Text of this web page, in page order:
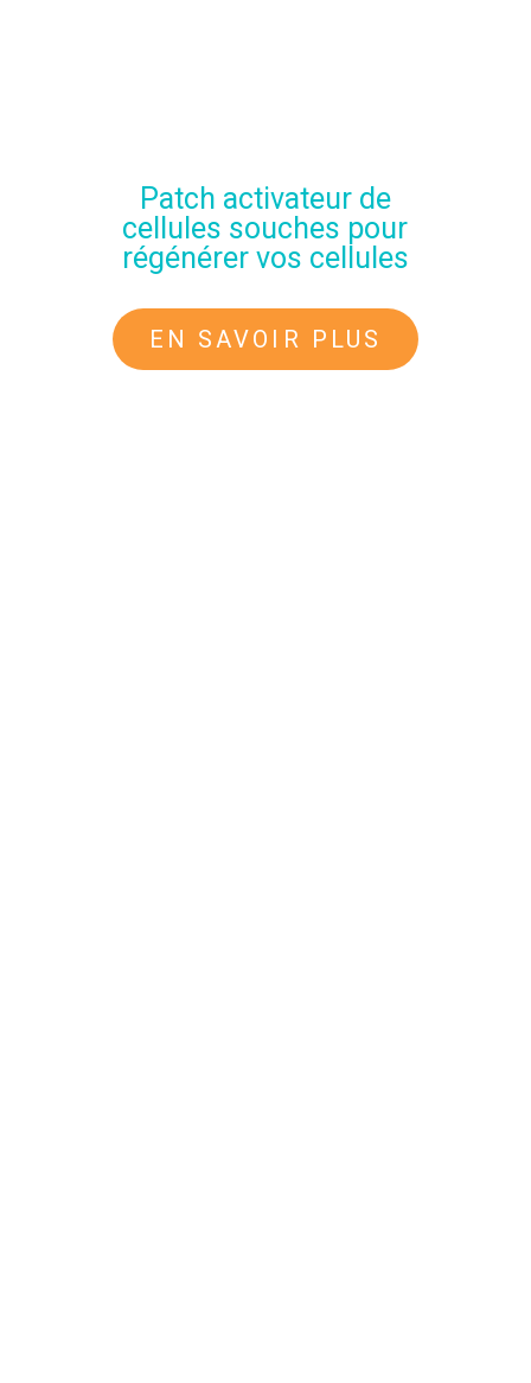
Patch activateur de
cellules souches pour
régénérer vos cellules
EN SAVOIR PLUS